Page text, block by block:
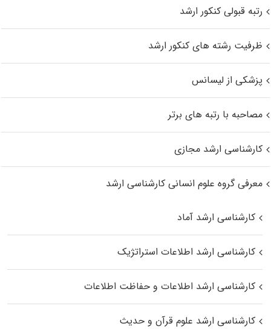
رتبه قبولی کنکور ارشد
ظرفیت رشته های کنکور ارشد
پزشکی از لیسانس
مصاحبه با رتبه های برتر
کارشناسی ارشد مجازی
معرفی گروه علوم انسانی کارشناسی ارشد
کارشناسی ارشد آماد
کارشناسی ارشد اطلاعات استراتژیک
کارشناسی ارشد اطلاعات و حفاظت اطلاعات
کارشناسی ارشد علوم قرآن و حدیث